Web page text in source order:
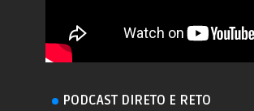
PODCAST DIRETO E RETO